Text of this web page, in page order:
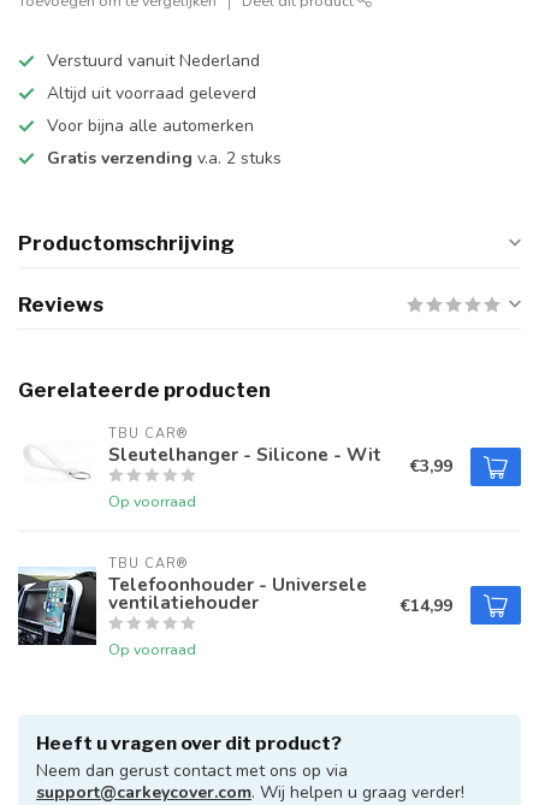
Verstuurd vanuit Nederland
Altijd uit voorraad geleverd
Voor bijna alle automerken
Gratis verzending v.a. 2 stuks
Productomschrijving
Reviews
Gerelateerde producten
TBU CAR®
Sleutelhanger - Silicone - Wit
Op voorraad
€3,99
TBU CAR®
Telefoonhouder - Universele
ventilatiehouder
Op voorraad
€14,99
Heeft u vragen over dit product?
Neem dan gerust contact met ons op via
support@carkeycover.com. Wij helpen u graag verder!